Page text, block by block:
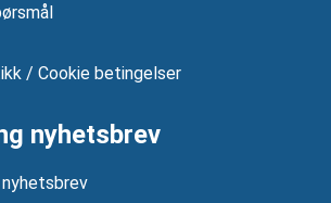
/ Cookie betingelser
nyhetsbrev